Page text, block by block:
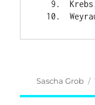
Autor
Sascha Grob